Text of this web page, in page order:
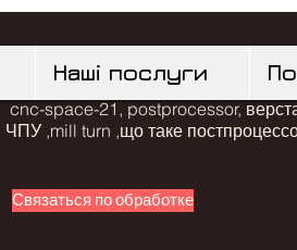
Наші послуги
cnc-space-21, postprocessor,
ЧПУ ,mill turn ,що таке
Связаться по обработке